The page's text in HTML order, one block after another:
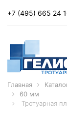
+7 (495) 665 24
Главная
60 мм
Тротуарная